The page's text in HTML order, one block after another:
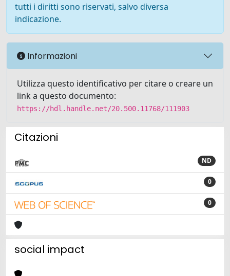
tutti i diritti sono riservati, salvo diversa
indicazione.
Informazioni
Utilizza questo identificativo per citare o creare un
link a questo documento:
https://hdl.handle.net/20.500.11768/111903
Citazioni
ND
0
0
social impact